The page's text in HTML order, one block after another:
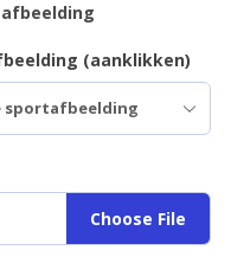
(aanklikken)
Choose File